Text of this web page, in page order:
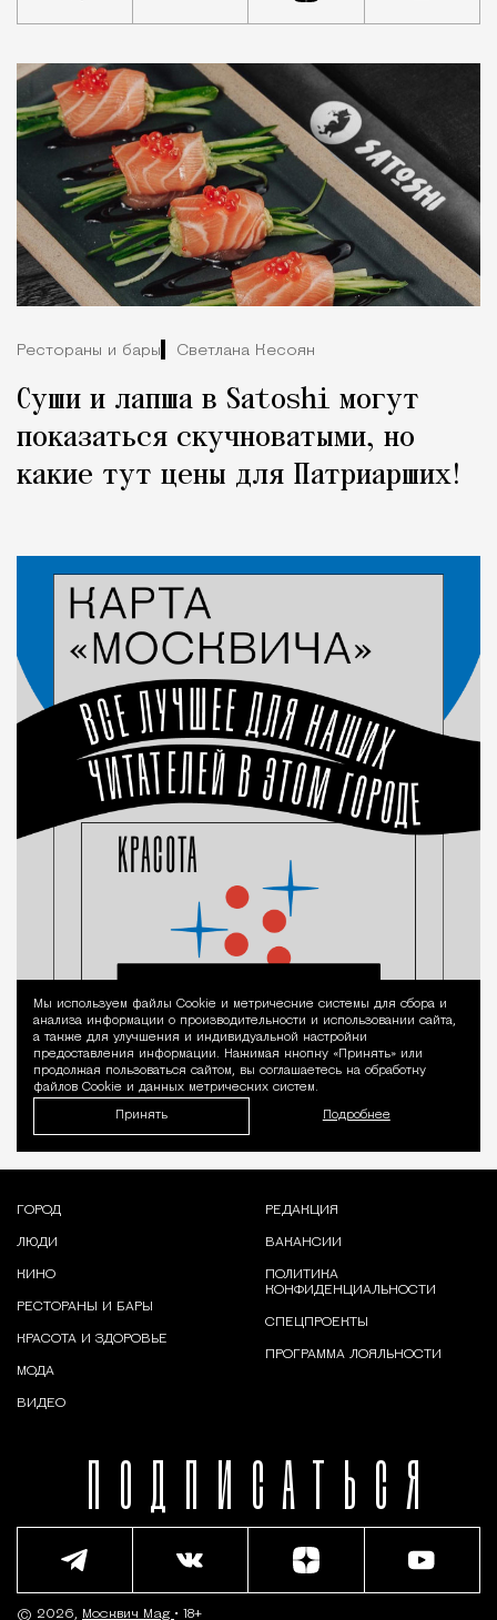
Рестораны и бары Светлана Кесоян
Суши и лапша в Satoshi могут
показаться скучноватыми, но
какие тут цены для Патриарших!
Уведомление
Мы используем файлы Сookie и метрические системы для сбора и
анализа информации о производительности и использовании сайта,
а также для улучшения и индивидуальной настройки
предоставления информации. Нажимая кнопку «Принять» или
продолжая пользоваться сайтом, вы соглашаетесь на обработку
файлов Cookie и данных метрических систем.
Принять Подробнее
ПОДПИСАТЬСЯ
ГОРОД
ЛЮДИ
КИНО
РЕСТОРАНЫ И БАРЫ
КРАСОТА И ЗДОРОВЬЕ
МОДА
ВИДЕО
РЕДАКЦИЯ
ВАКАНСИИ
ПОЛИТИКА
КОНФИДЕНЦИАЛЬНОСТИ
СПЕЦПРОЕКТЫ
ПРОГРАММА ЛОЯЛЬНОСТИ
© 2026, Москвич Mag • 18+